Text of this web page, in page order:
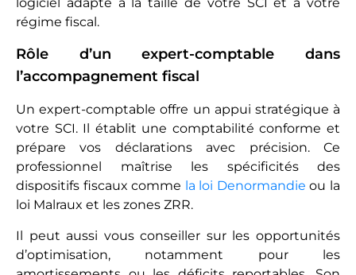
régime fiscal.
Rôle d’un expert-comptable dans
l’accompagnement fiscal
Un expert-comptable offre un appui stratégique à
votre SCI. Il établit une comptabilité conforme et
prépare vos déclarations avec précision. Ce
professionnel maîtrise les spécificités des
dispositifs fiscaux comme la loi Denormandie ou la
loi Malraux et les zones ZRR.
Il peut aussi vous conseiller sur les opportunités
d’optimisation, notamment pour les